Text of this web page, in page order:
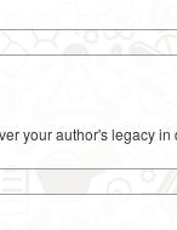
your author's legacy